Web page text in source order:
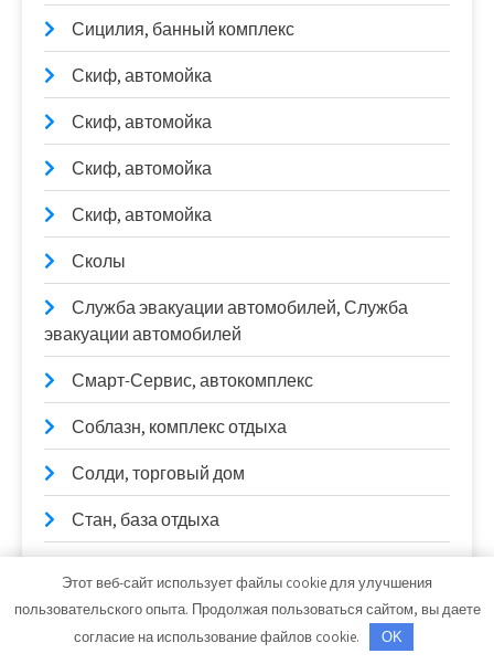
Сицилия, банный комплекс
Скиф, автомойка
Скиф, автомойка
Скиф, автомойка
Скиф, автомойка
Сколы
Служба эвакуации автомобилей, Служба
эвакуации автомобилей
Смарт-Сервис, автокомплекс
Соблазн, комплекс отдыха
Солди, торговый дом
Стан, база отдыха
СтартерОк
Этот веб-сайт использует файлы cookie для улучшения
пользовательского опыта. Продолжая пользоваться сайтом, вы даете
согласие на использование файлов cookie.
OK